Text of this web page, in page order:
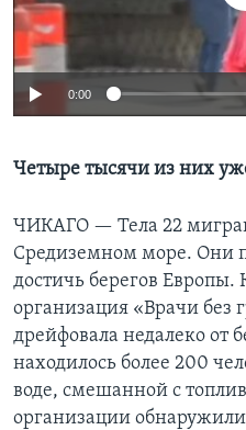
Learning English
СОЦИАЛЬНЫЕ СЕТИ
0:00
Четыре тысячи из них
ЧИКАГО — Тела 22
Средиземном море. Они
достичь берегов Европы.
организация «Врачи без
дрейфовала недалеко от
находилось более 200
воде, смешанной с
организации